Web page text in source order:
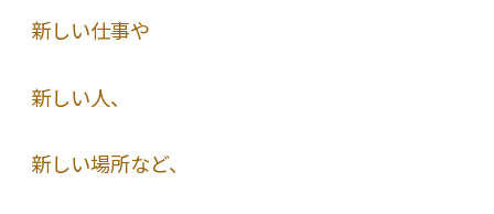
新しい仕事や
新しい人、
新しい場所など、